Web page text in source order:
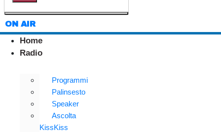
ON AIR
Home
Radio
Programmi
Palinsesto
Speaker
Ascolta
KissKiss